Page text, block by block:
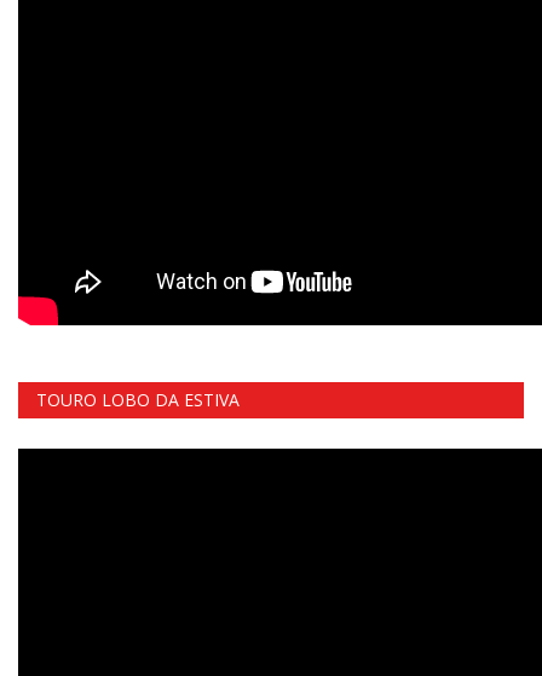
TOURO LOBO DA ESTIVA